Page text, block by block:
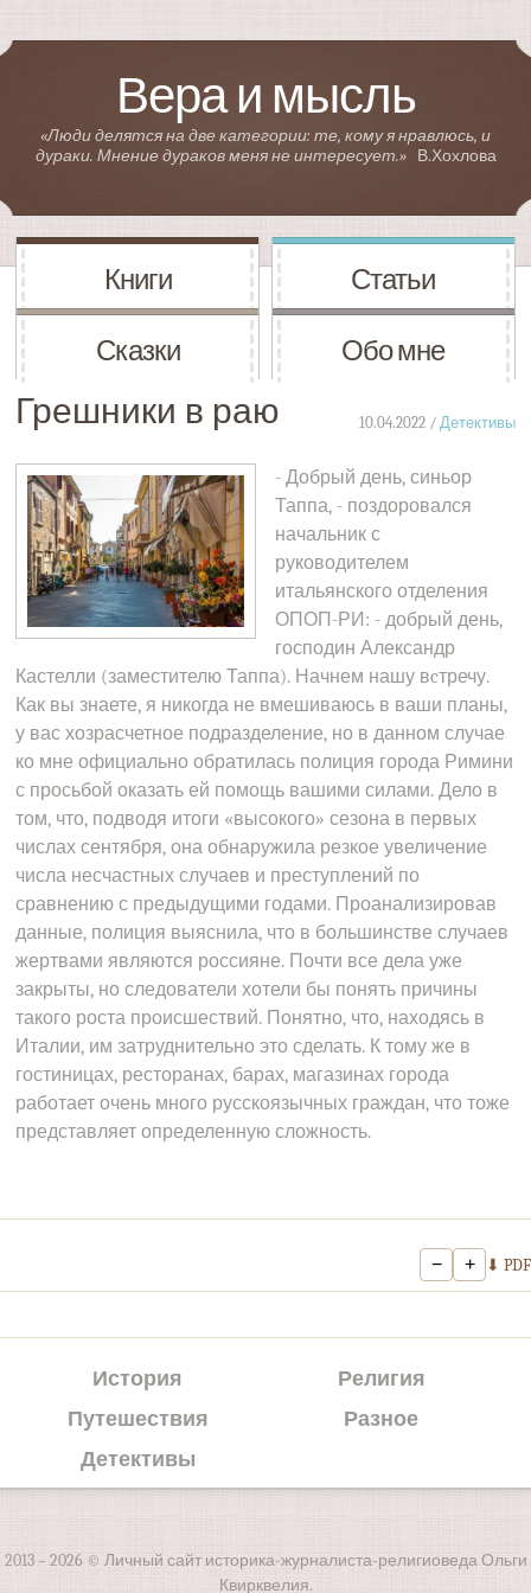
Вера и мысль
«Люди делятся на две категории: те, кому я нравлюсь, и
дураки. Мнение дураков меня не интересует.»
В.Хохлова
Книги Статьи
Сказки Обо мне
10.04.2022 / Детективы
Грешники в раю
- Добрый день, синьор
Таппа, - поздоровался
начальник с
руководителем
итальянского отделения
ОПОП-РИ: - добрый день,
господин Александр
Кастелли (заместителю Таппа). Начнем нашу вcтречу.
Как вы знаете, я никогда не вмешиваюсь в ваши планы,
у вас хозрасчетное подразделение, но в данном случае
ко мне официально обратилась полиция города Римини
с просьбой оказать ей помощь вашими силами. Дело в
том, что, подводя итоги «высокого» сезона в первых
числах сентября, она обнаружила резкое увеличение
числа несчастных случаев и преступлений по
сравнению с предыдущими годами. Проанализировав
данные, полиция выяснила, что в большинстве случаев
жертвами являются россияне. Почти все дела уже
закрыты, но следователи хотели бы понять причины
такого роста происшествий. Понятно, что, находясь в
Италии, им затруднительно это сделать. К тому же в
гостиницах, ресторанах, барах, магазинах города
работает очень много русскоязычных граждан, что тоже
представляет определенную сложность.
− + ⬇ PDF
История
Религия
Путешествия
Разное
Детективы
2013 – 2026 © Личный сайт историка-журналиста-религиоведа Ольги
Квирквелия.